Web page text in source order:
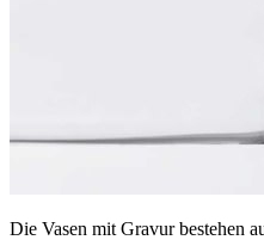
Die Vasen mit Gravur bestehen